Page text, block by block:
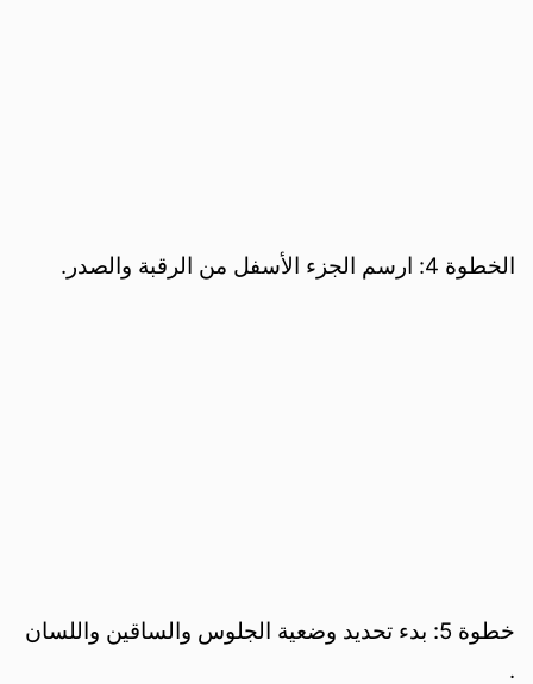
الخطوة 4: ارسم الجزء الأسفل من الرقبة والصدر.
خطوة 5: بدء تحديد وضعية الجلوس والساقين واللسان
.